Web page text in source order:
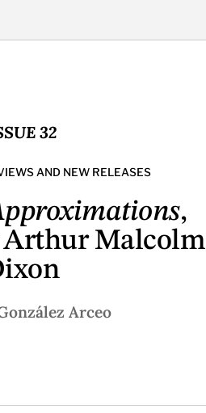
32
AND NEW RELEASES
,
Arthur Malcolm
Arceo